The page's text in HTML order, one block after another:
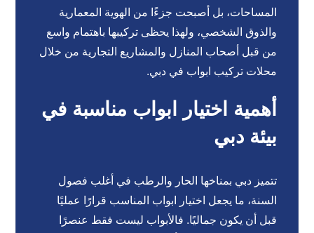
المساحات، بل أصبحت جزءًا من الهوية المعمارية
والذوق الشخصي، ولهذا يحظى تركيبها باهتمام واسع
من قبل أصحاب المنازل والمشاريع التجارية من خلال
محلات تركيب ابواب في دبي.
أهمية اختيار ابواب مناسبة في
بيئة دبي
تتميز دبي بمناخها الحار والرطب في أغلب فصول
السنة، ما يجعل اختيار ابواب المناسب قرارًا عمليًا
قبل أن يكون جماليًا. فالأبواب ليست فقط عنصرًا